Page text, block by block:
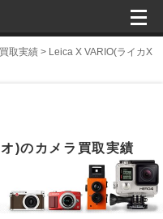
取実績 > Leica X VARIO(ライカX
)のカメラ買取実績